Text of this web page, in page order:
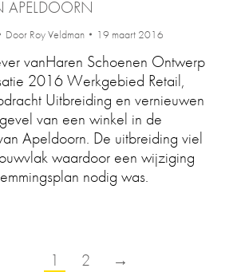
APELDOORN
Door Roy Veldman 19 maart 2016
vanHaren Schoenen Ontwerp
2016 Werkgebied Retail,
Uitbreiding en vernieuwen
van een winkel in de
Apeldoorn. De uitbreiding viel
waardoor een wijziging
nodig was.
1 2 →